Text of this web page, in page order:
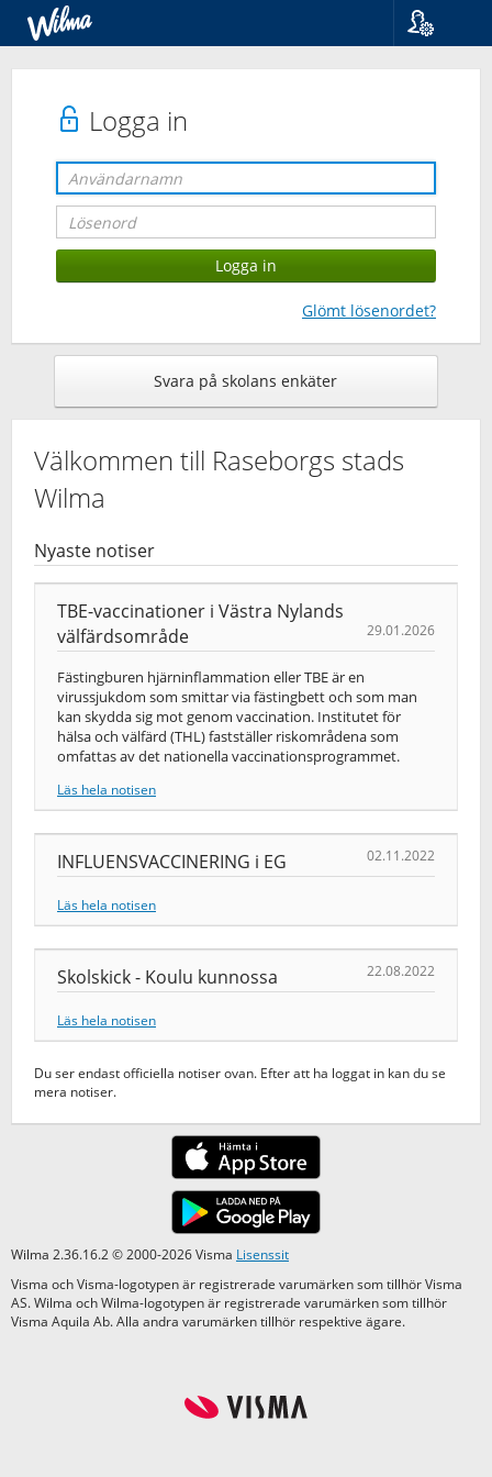
Logga in
Glömt lösenordet?
Svara på skolans enkäter
Välkommen till Raseborgs stads
Wilma
Nyaste notiser
TBE-vaccinationer i Västra Nylands
välfärdsområde
29.01.2026
Fästingburen hjärninflammation eller TBE är en
virussjukdom som smittar via fästingbett och som man
kan skydda sig mot genom vaccination. Institutet för
hälsa och välfärd (THL) fastställer riskområdena som
omfattas av det nationella vaccinationsprogrammet.
Läs hela notisen
INFLUENSVACCINERING i EG 02.11.2022
Läs hela notisen
Skolskick - Koulu kunnossa 22.08.2022
Läs hela notisen
Du ser endast officiella notiser ovan. Efter att ha loggat in kan du se
mera notiser.
Wilma 2.36.16.2 © 2000-2026 Visma Lisenssit
Visma och Visma-logotypen är registrerade varumärken som tillhör Visma
AS. Wilma och Wilma-logotypen är registrerade varumärken som tillhör
Visma Aquila Ab. Alla andra varumärken tillhör respektive ägare.